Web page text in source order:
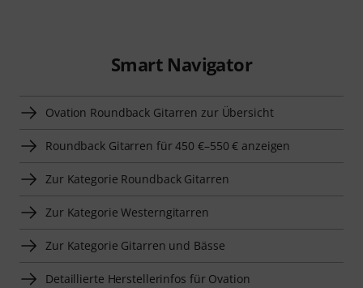
Smart Navigator
Ovation Roundback Gitarren zur Übersicht
Roundback Gitarren für 450 €–550 € anzeigen
Zur Kategorie Roundback Gitarren
Zur Kategorie Westerngitarren
Zur Kategorie Gitarren und Bässe
Detaillierte Herstellerinfos für Ovation